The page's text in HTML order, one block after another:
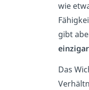
wie
gibt
Das